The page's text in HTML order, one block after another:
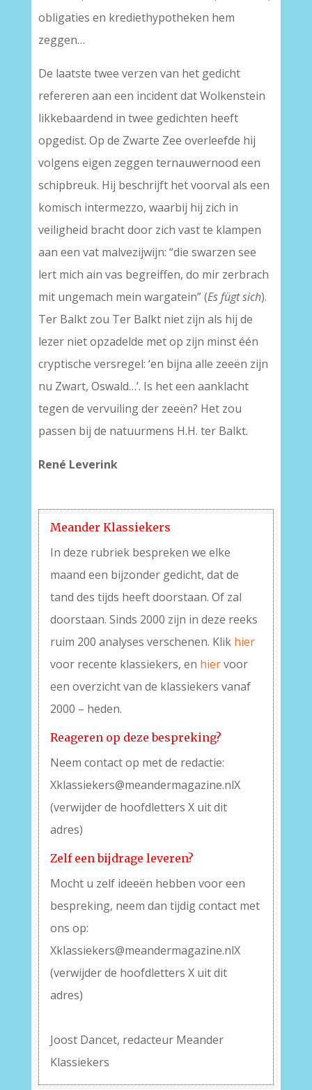
obligaties en krediethypotheken hem
zeggen…
De laatste twee verzen van het gedicht
refereren aan een incident dat Wolkenstein
likkebaardend in twee gedichten heeft
opgedist. Op de Zwarte Zee overleefde hij
volgens eigen zeggen ternauwernood een
schipbreuk. Hij beschrijft het voorval als een
komisch intermezzo, waarbij hij zich in
veiligheid bracht door zich vast te klampen
aan een vat malvezijwijn: “die swarzen see
lert mich ain vas begreiffen, do mir zerbrach
mit ungemach mein wargatein” (Es fügt sich).
Ter Balkt zou Ter Balkt niet zijn als hij de
lezer niet opzadelde met op zijn minst één
cryptische versregel: ‘en bijna alle zeeën zijn
nu Zwart, Oswald…’. Is het een aanklacht
tegen de vervuiling der zeeën? Het zou
passen bij de natuurmens H.H. ter Balkt.
René Leverink
Meander Klassiekers
In deze rubriek bespreken we elke
maand een bijzonder gedicht, dat de
tand des tijds heeft doorstaan. Of zal
doorstaan. Sinds 2000 zijn in deze reeks
ruim 200 analyses verschenen. Klik hier
voor recente klassiekers, en hiervoor
een overzicht van de klassiekers vanaf
2000 – heden.
Reageren op deze bespreking?
Neem contact op met de redactie:
Xklassiekers@meandermagazine.nlX
(verwijder de hoofdletters X uit dit
adres)
Zelf een bijdrage leveren?
Mocht u zelf ideeën hebben voor een
bespreking, neem dan tijdig contact met
ons op:
Xklassiekers@meandermagazine.nlX
(verwijder de hoofdletters X uit dit
adres)
Joost Dancet, redacteur Meander
Klassiekers